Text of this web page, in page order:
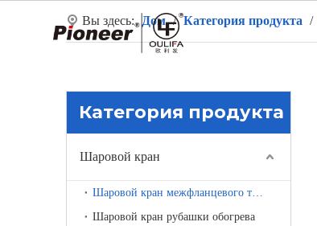
Вы здесь: Дом / Категория продукта /
Категория продукта
Шаровой кран
Шаровой кран межфланцевого типа
Шаровой кран рубашки обогрева